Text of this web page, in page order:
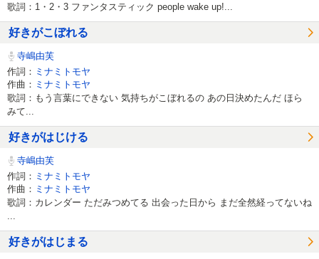
歌詞：1・2・3 ファンタスティック people wake up!...
好きがこぼれる
寺嶋由芙
作詞： ミナミトモヤ
作曲： ミナミトモヤ
歌詞：もう言葉にできない 気持ちがこぼれるの あの日決めたんだ ほら
みて...
好きがはじける
寺嶋由芙
作詞： ミナミトモヤ
作曲： ミナミトモヤ
歌詞：カレンダー ただみつめてる 出会った日から まだ全然経ってないね
好きがはじまる